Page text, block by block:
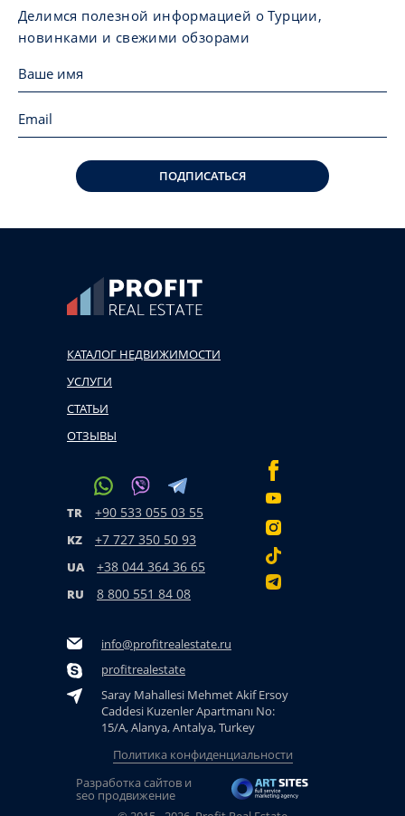
Делимся полезной информацией о Турции,
новинками и свежими обзорами
ПОДПИСАТЬСЯ
КАТАЛОГ НЕДВИЖИМОСТИ
УСЛУГИ
СТАТЬИ
ОТЗЫВЫ
TR +90 533 055 03 55
KZ +7 727 350 50 93
UA +38 044 364 36 65
RU 8 800 551 84 08
info@profitrealestate.ru
profitrealestate
Saray Mahallesi Mehmet Akif Ersoy
Caddesi Kuzenler Apartmanı No:
15/A, Alanya, Antalya, Turkey
Политика конфиденциальности
Разработка сайтов и
seo продвижение